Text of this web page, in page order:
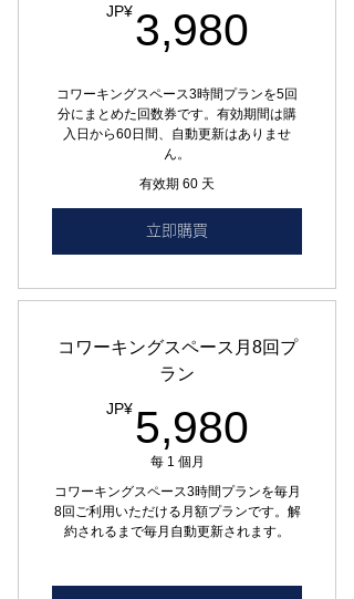
JP¥ 3,980
コワーキングスペース3時間プランを5回
分にまとめた回数券です。有効期間は購
入日から60日間、自動更新はありませ
ん。
有效期 60 天
立即購買
コワーキングスペース月8回プ
ラン
JP¥ 5,980
每 1 個月
コワーキングスペース3時間プランを毎月
8回ご利用いただける月額プランです。解
約されるまで毎月自動更新されます。